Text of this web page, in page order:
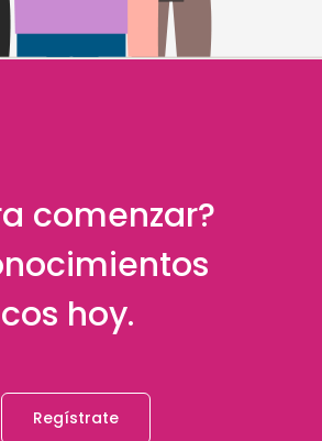
comenzar?
hoy.
Regístrate